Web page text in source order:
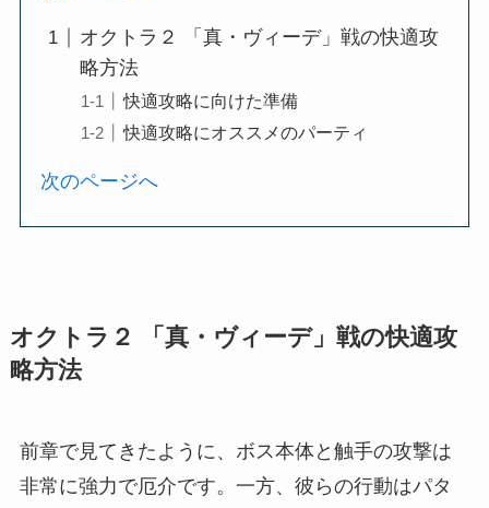
オクトラ２ 「真・ヴィーデ」戦の快適攻
略方法
快適攻略に向けた準備
快適攻略にオススメのパーティ
次のページへ
オクトラ２ 「真・ヴィーデ」戦の快適攻
略方法
前章で見てきたように、ボス本体と触手の攻撃は
非常に強力で厄介です。一方、彼らの行動はパタ